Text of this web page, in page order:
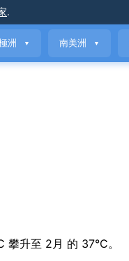
.
洲 ▼ 南美洲 ▼
升至 2月 的 37°C。